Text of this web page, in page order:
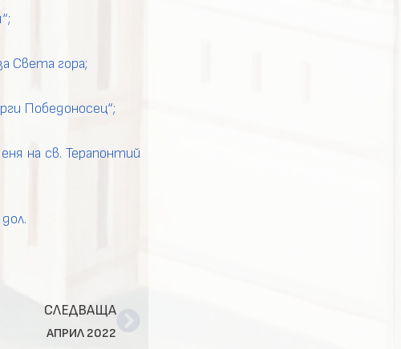
Света гора;
Победоносец“;
на св. Терапонтий
СЛЕДВАЩА
АПРИЛ 2022